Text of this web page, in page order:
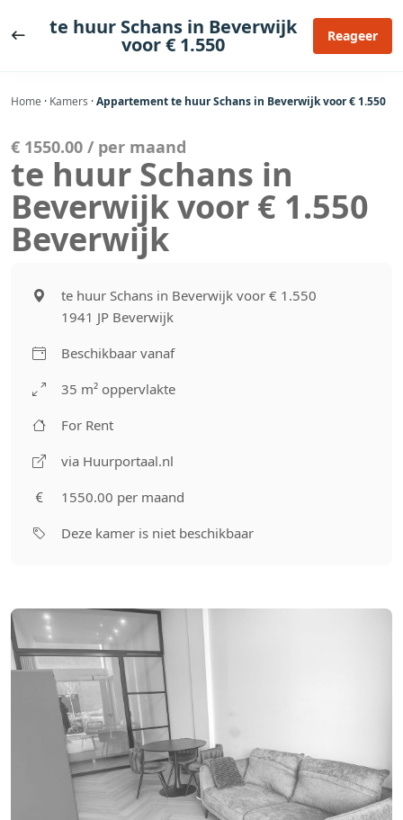
naar
te huur Schans in Beverwijk
voor € 1.550 Reageer
Home · Kamers ·Appartement te huur Schans in Beverwijk voor € 1.550
€ 1550.00 / per maand
te huur Schans in
Beverwijk voor € 1.550
Beverwijk
te huur Schans in Beverwijk voor € 1.550
1941 JP Beverwijk
Beschikbaar vanaf
35 m² oppervlakte
For Rent
via Huurportaal.nl
1550.00 per maand
Deze kamer is niet beschikbaar